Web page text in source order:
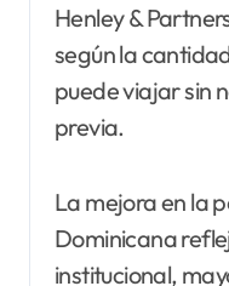
Henley &
según la
puede viajar sin
previa.
La mejora en la
Dominicana
institucional,